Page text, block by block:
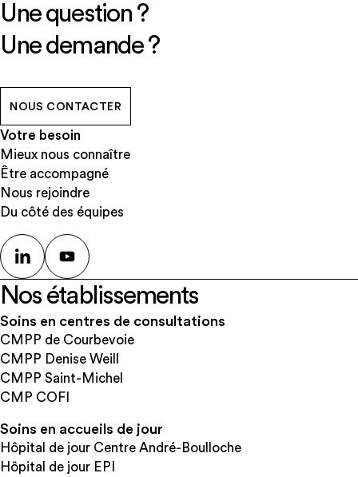
Une question ?
Une demande ?
NOUS CONTACTER
Votre besoin
Mieux nous connaître
Être accompagné
Nous rejoindre
Du côté des équipes
Nos établissements
Soins en centres de consultations
CMPP de Courbevoie
CMPP Denise Weill
CMPP Saint-Michel
CMP COFI
Soins en accueils de jour
Hôpital de jour Centre André-Boulloche
Hôpital de jour EPI